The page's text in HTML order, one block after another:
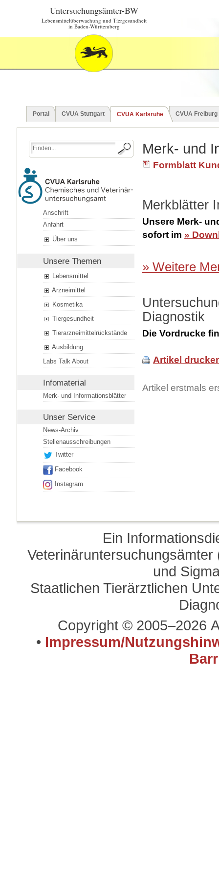
Untersuchungsämter-BW
Lebensmittelüberwachung und Tiergesundheit
in Baden-Württemberg
Portal CVUA Stuttgart CVUA Karlsruhe CVUA Freiburg
Anschrift
Anfahrt
Über uns
Unsere Themen
Lebensmittel
Arzneimittel
Kosmetika
Tiergesundheit
Tierarzneimittelrückstände
Ausbildung
Labs Talk About
Infomaterial
Merk- und Informationsblätter
Unser Service
News-Archiv
Stellenausschreibungen
Twitter
Facebook
Instagram
Merk- und
Formblatt
Merkblätter
Unsere Merk-
sofort im »
» Weitere
Diagnostik
Die Vordrucke
Artikel
Artikel erstmals
Ein
und
Staatlichen Tierärztlichen
Copyright © 2005–2026
• Impressum/